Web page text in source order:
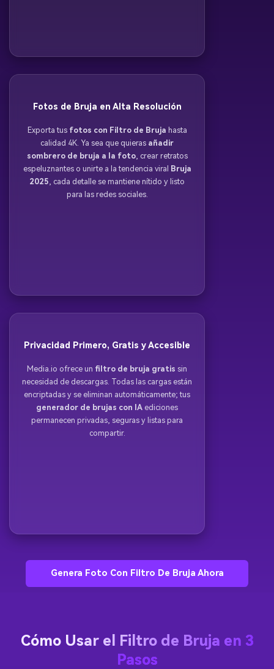
Fotos de Bruja en Alta Resolución
Exporta tus fotos con Filtro de Bruja hasta
calidad 4K. Ya sea que quieras añadir
sombrero de bruja a la foto, crear retratos
espeluznantes o unirte a la tendencia viral Bruja
2025, cada detalle se mantiene nítido y listo
para las redes sociales.
Privacidad Primero, Gratis y Accesible
Media.io ofrece un filtro de bruja gratis sin
necesidad de descargas. Todas las cargas están
encriptadas y se eliminan automáticamente; tus
generador de brujas con IA ediciones
permanecen privadas, seguras y listas para
compartir.
Genera Foto Con Filtro De Bruja Ahora
Cómo Usar el Filtro de Bruja en 3
Pasos